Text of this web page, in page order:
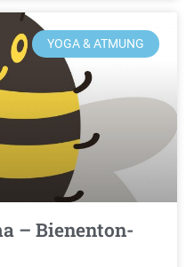
YOGA & ATMUNG
– Bienenton-